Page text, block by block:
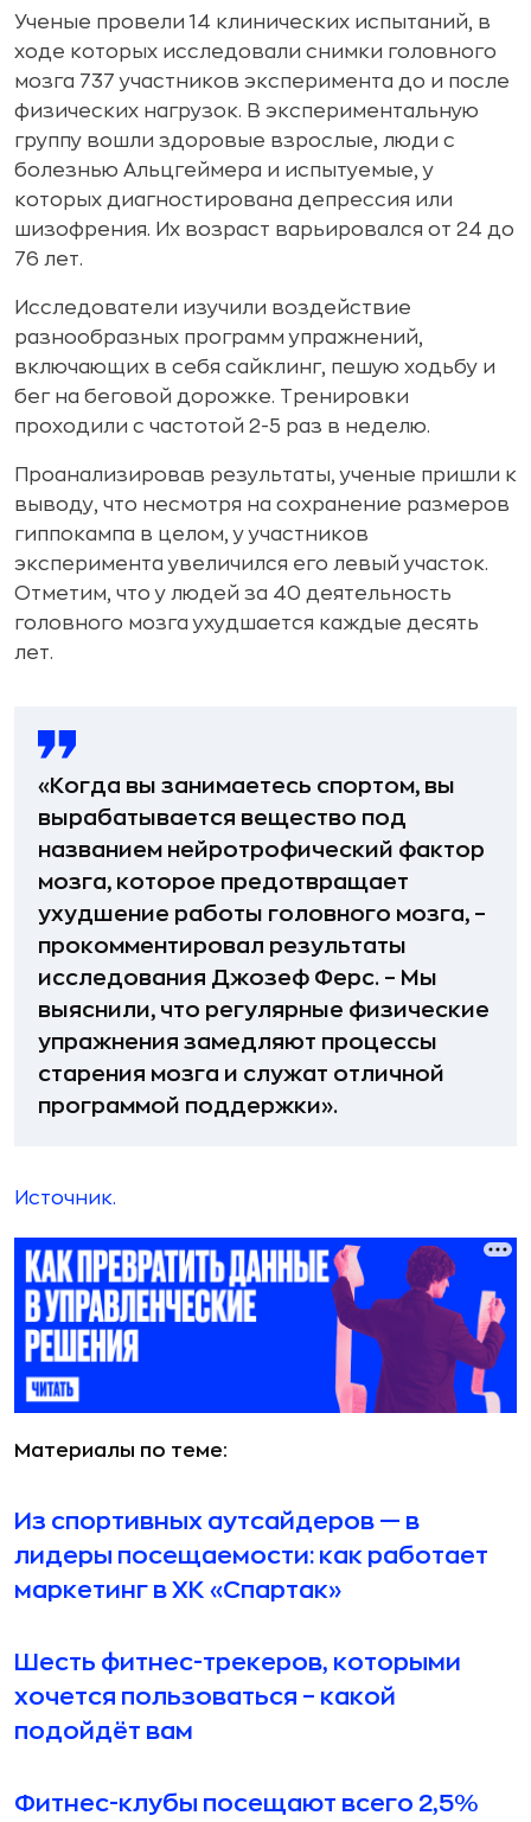
Ученые провели 14 клинических испытаний, в
ходе которых исследовали снимки головного
мозга 737 участников эксперимента до и после
физических нагрузок. В экспериментальную
группу вошли здоровые взрослые, люди с
болезнью Альцгеймера и испытуемые, у
которых диагностирована депрессия или
шизофрения. Их возраст варьировался от 24 до
76 лет.
Исследователи изучили воздействие
разнообразных программ упражнений,
включающих в себя сайклинг, пешую ходьбу и
бег на беговой дорожке. Тренировки
проходили с частотой 2-5 раз в неделю.
Проанализировав результаты, ученые пришли к
выводу, что несмотря на сохранение размеров
гиппокампа в целом, у участников
эксперимента увеличился его левый участок.
Отметим, что у людей за 40 деятельность
головного мозга ухудшается каждые десять
лет.
«Когда вы занимаетесь спортом, вы
вырабатывается вещество под
названием нейротрофический фактор
мозга, которое предотвращает
ухудшение работы головного мозга, –
прокомментировал результаты
исследования Джозеф Ферс. – Мы
выяснили, что регулярные физические
упражнения замедляют процессы
старения мозга и служат отличной
программой поддержки».
Источник.
Материалы по теме:
Из спортивных аутсайдеров — в
лидеры посещаемости: как работает
маркетинг в ХК «Спартак»
Шесть фитнес-трекеров, которыми
хочется пользоваться – какой
подойдёт вам
Фитнес-клубы посещают всего 2,5%